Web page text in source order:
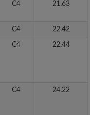
C4 21.63
C4 22.42
C4 22.44
C4 24.22